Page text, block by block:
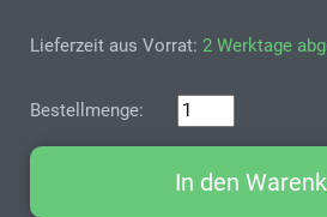
Lieferzeit aus Vorrat: 2 Werktage
Bestellmenge:
In den